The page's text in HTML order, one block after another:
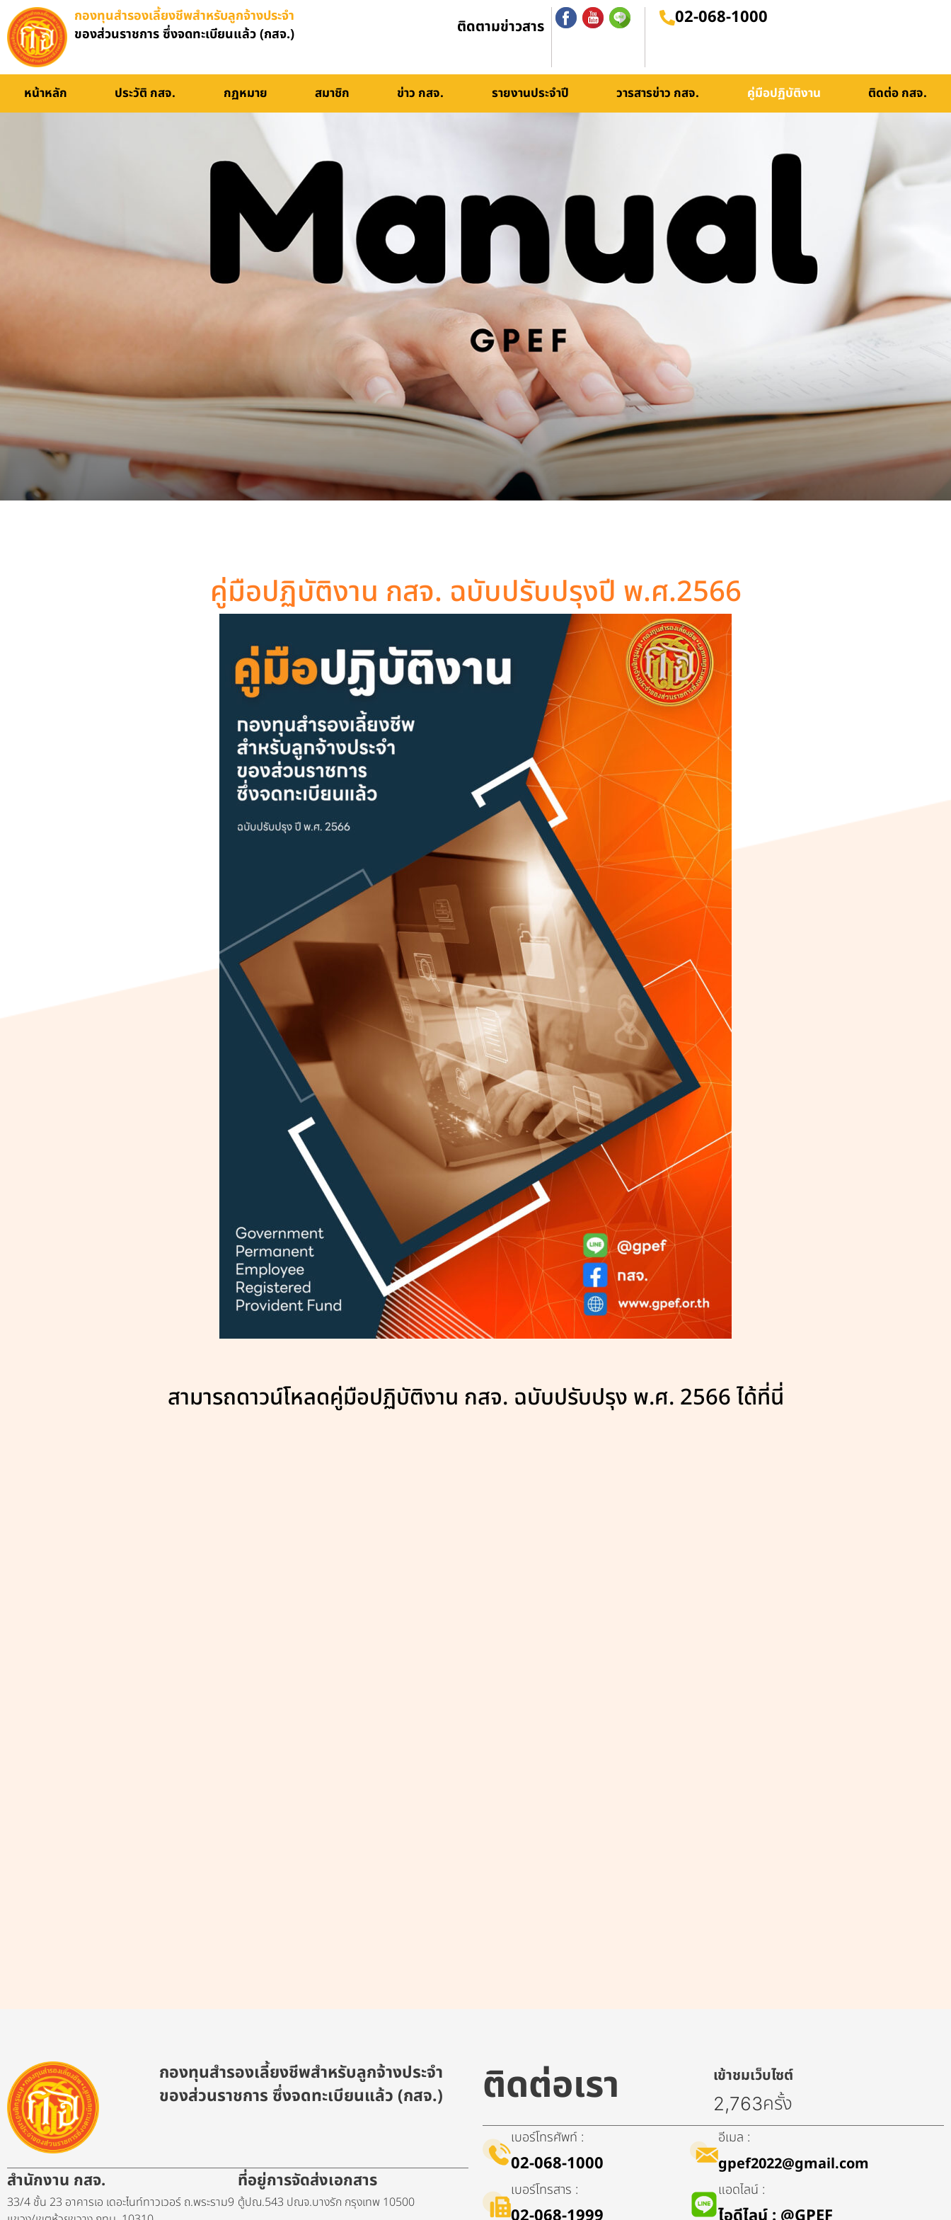
กองทุนสำรองเลี้ยงชีพสำหรับลูกจ้างประจำ
ของส่วนราชการ ซึ่งจดทะเบียนแล้ว (กสจ.)
ติดตามข่าวสาร 02-068-1000
หน้าหลัก ประวัติ กสจ. กฏหมาย สมาชิก ข่าว กสจ. รายงานประจำปี วารสารข่าว กสจ. คู่มือปฏิบัติงาน ติดต่อ กสจ.
คู่มือการใช้งาน
คู่มือปฏิบัติงาน กสจ. ฉบับปรับปรุงปี พ.ศ.2566
สามารถดาวน์โหลดคู่มือปฏิบัติงาน กสจ. ฉบับปรับปรุง พ.ศ. 2566 ได้ที่นี่
กองทุนสำรองเลี้ยงชีพสำหรับลูกจ้างประจำ
ของส่วนราชการ ซึ่งจดทะเบียนแล้ว (กสจ.)
สำนักงาน กสจ.
33/4 ชั้น 23 อาคารเอ เดอะไนท์ทาวเวอร์ ถ.พระราม9
ที่อยู่การจัดส่งเอกสาร
ตู้ปณ.543 ปณจ.บางรัก กรุงเทพ 10500
ติดต่อเรา เข้าชมเว็บไซต์
2,763ครั้ง
เบอร์โทรศัพท์ :
02-068-1000
เบอร์โทรสาร :
อีเมล :
gpef2022@gmail.com
แอดไลน์ :